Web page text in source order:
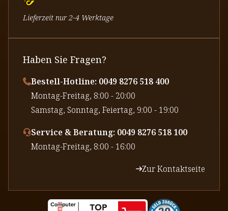
Lieferzeit nur 2-4 Werktage
Haben Sie Fragen?
Bestell-Hotline: 0049 8276 518 400
⁠Montag-Freitag, 8:00 - 20:00
⁠Samstag, Sonntag, Feiertag, 9:00 - 19:00
Service & Beratung: 0049 8276 518 100
⁠Montag-Freitag, 8:00 - 16:00
Zur Kontaktseite